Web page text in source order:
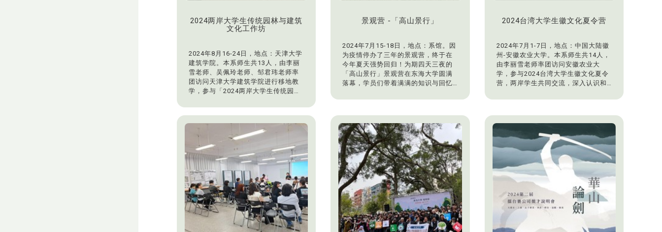
班学生全员参与，现场更见到来自美
国、越南等国的外籍学者身影，展现
术生命力。 在激烈的评选中，东海大
学景观学系也传出捷报。本系共计有3
篇海报论文荣获优良海报论文奖，彰
显本系师生在永续景观研究上的坚强
实力。
大二工作室/大二设计课作品、大三工
图学与透视学作品、研讨室B/大二植
栽设计课作品、研讨室C/大四规划课
作品。
展览期间，校长与院长亲自参观了各
展间，由师生联合导览讲解，深入了
程。两位贵宾对学生的设计思维与专
不仅是学生学习成果的集中呈现，更
是吸引新血加入景观设计领域的重要
契机。
2024两岸大学生传统园林与建筑
文化工作坊
2024年8月16-24日，地点：天津大学
建筑学院。本系师生共13人，由李丽
雪老师、吴佩玲老师、邹君玮老师率󠇡
团访问天津大学建筑学院进行移地教
学，参与「2024两岸大学生传统园林
举办「海峡两岸景观教育研讨会」，
建筑学专业师生共同参与，促进两岸
学校相互交流。
景观营 -「高山景行」
2024年7月15-18日，地点：系馆。因
为疫情停办了三年的景观营，终于在
今年夏天强势回归！为期四天三夜的
「高山景行」景观营在东海大学圆满
落幕，学员们带着满满的知识与回忆
者不仅学到了专业知识，还体验了多
君玮老师的东海大学植物介绍与植栽
设计、陈华志老师的东海大学户外观
察基地介绍、黄宜瑜老师的模型教学
设计，以及王晓玲老师与黄宜瑜老师
的评图环节。营队最后一天，学生们
分组制作基地模型，展示了他们的学
习成果，表现非常优异。
2024台湾大学生徽文化夏令营
2024年7月1-7日，地点：中国大陆徽
州-安徽农业大学。本系师生共14人，
由李丽雪老师率󠇡团访问安徽农业大
学，参与2024台湾大学生徽文化夏令
营，两岸学生共同交流，深入认识和